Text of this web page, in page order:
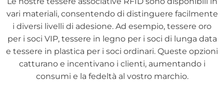
vari materiali, consentendo di distinguere facilmente
i diversi livelli di adesione. Ad esempio, tessere oro
per i soci VIP, tessere in legno per i soci di lunga data
e tessere in plastica per i soci ordinari. Queste opzioni
catturano e incentivano i clienti, aumentando i
consumi e la fedeltà al vostro marchio.